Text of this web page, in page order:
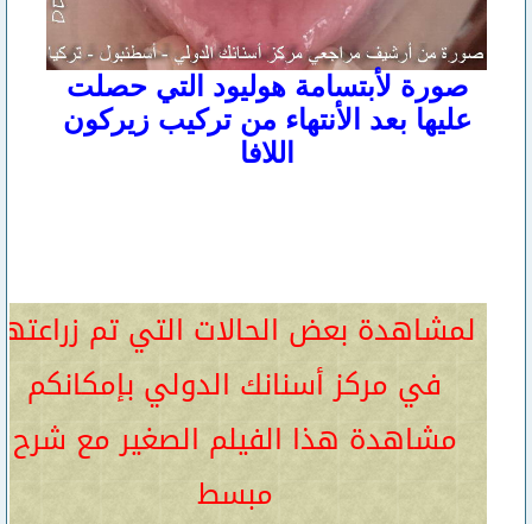
صورة لأبتسامة هوليود التي حصلت
عليها بعد الأنتهاء من تركيب زيركون
اللافا
لمشاهدة بعض الحالات التي تم زراعتها
في مركز أسنانك الدولي بإمكانكم
مشاهدة هذا الفيلم الصغير مع شرح
مبسط